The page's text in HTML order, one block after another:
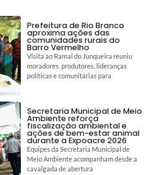
Prefeitura de Rio Branco
aproxima ações das
comunidades rurais do
Barro Vermelho
Visita ao Ramal do Junqueira reuniu
moradores, produtores, lideranças
políticas e comunitárias para
Secretaria Municipal de Meio
Ambiente reforça
fiscalização ambiental e
ações de bem-estar animal
durante a Expoacre 2026
Equipes da Secretaria Municipal de
Meio Ambiente acompanham desde a
cavalgada de abertura